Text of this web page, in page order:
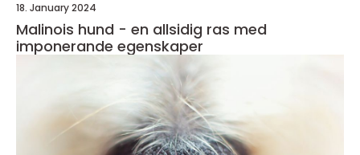
18. January 2024
Malinois hund - en allsidig ras med
imponerande egenskaper